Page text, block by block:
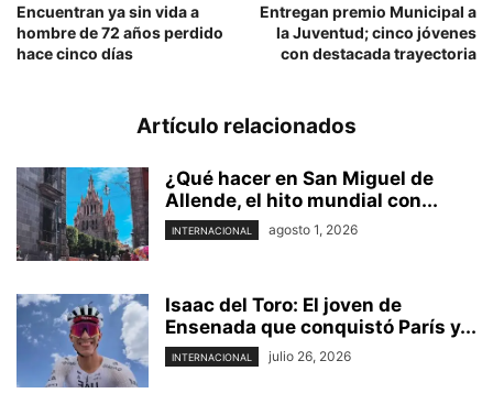
Encuentran ya sin vida a
hombre de 72 años perdido
hace cinco días
Entregan premio Municipal a
la Juventud; cinco jóvenes
con destacada trayectoria
Artículo relacionados
¿Qué hacer en San Miguel de
Allende, el hito mundial con...
INTERNACIONAL agosto 1, 2026
Isaac del Toro: El joven de
Ensenada que conquistó París y...
INTERNACIONAL julio 26, 2026